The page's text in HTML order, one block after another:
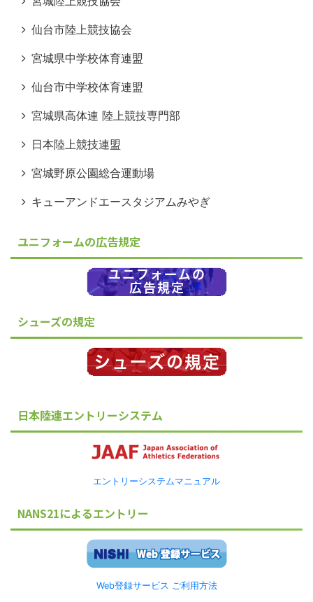
仙台市陸上競技協会
宮城県中学校体育連盟
仙台市中学校体育連盟
宮城県高体連 陸上競技専門部
日本陸上競技連盟
宮城野原公園総合運動場
キューアンドエースタジアムみやぎ
ユニフォームの広告規定
シューズの規定
日本陸連エントリーシステム
エントリーシステムマニュアル
NANS21によるエントリー
Web登録サービス ご利用方法